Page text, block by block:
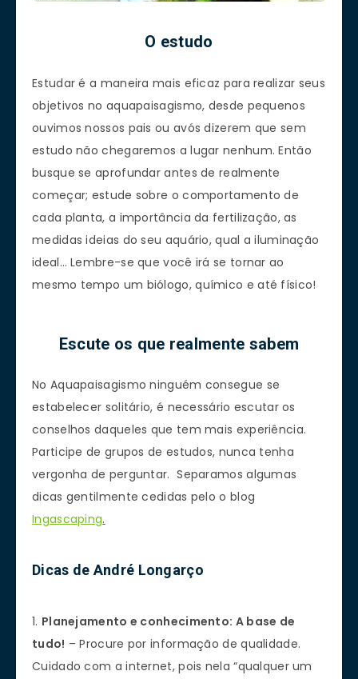
O estudo
Estudar é a maneira mais eficaz para realizar seus
objetivos no aquapaisagismo, desde pequenos
ouvimos nossos pais ou avós dizerem que sem
estudo não chegaremos a lugar nenhum. Então
busque se aprofundar antes de realmente
começar; estude sobre o comportamento de
cada planta, a importância da fertilização, as
medidas ideias do seu aquário, qual a iluminação
ideal… Lembre-se que você irá se tornar ao
mesmo tempo um biólogo, químico e até físico!
Escute os que realmente sabem
No Aquapaisagismo ninguém consegue se
estabelecer solitário, é necessário escutar os
conselhos daqueles que tem mais experiência.
Participe de grupos de estudos, nunca tenha
vergonha de perguntar. Separamos algumas
dicas gentilmente cedidas pelo o blog
Ingascaping.
Dicas de André Longarço
1. Planejamento e conhecimento: A base de
tudo! – Procure por informação de qualidade.
Cuidado com a internet, pois nela “qualquer um